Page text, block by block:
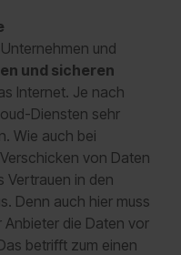
und
und sicheren
Internet. Je nach
Diensten sehr
Wie auch bei
von Daten
Vertrauen in den
Denn auch hier muss
die Daten vor
betrifft zum einen